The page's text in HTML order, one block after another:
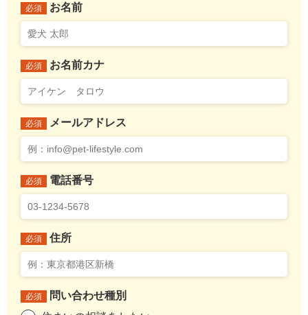
必須 お名前
必須 お名前カナ
必須 メールアドレス
必須 電話番号
必須 住所
必須
問い合わせ種別